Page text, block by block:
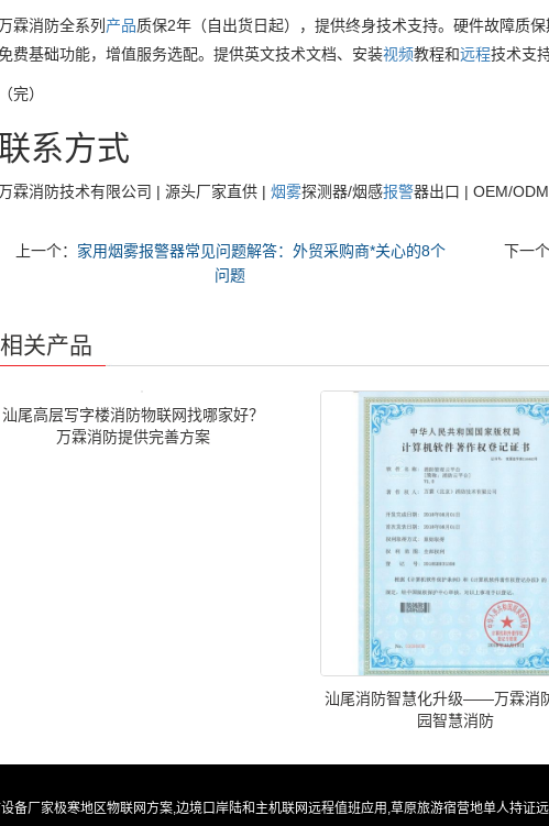
霖消防全系列 产品质保2年（自出货日起），提供终身技术支持。硬件故障质
费基础功能，增值服务选配。提供英文技术文档、安装视频教程和远程技术支
（完）
联系方式
霖消防技术有限公司 | 源头厂家直供 | 烟雾探测器/烟感报警器出口 | OEM/
上一个： 家用烟雾报警器常见问题解答：外贸采购商*关心的8个
问题
下一
相关产品
汕尾高层写字楼消防物联网找哪家好？
万霖消防提供完善方案
汕尾消防智慧化升级——万霖消
园智慧消防
备厂家极寒地区物联网方案,边境口岸陆和主机联网远程值班应用,草原旅游宿营地单人持证